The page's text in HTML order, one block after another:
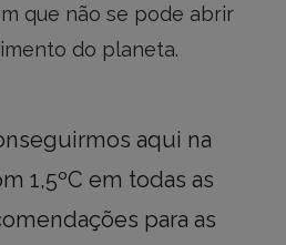
que não se pode abrir
do planeta.
aqui na
1,5ºC em todas as
para as